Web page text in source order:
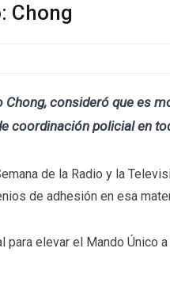
Chong
consideró que es
coordinación policial en
de la Radio y la
de adhesión en esa
elevar el Mando Único a